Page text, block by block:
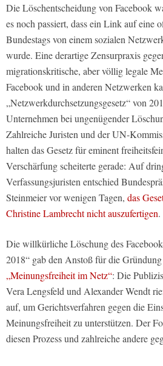
Die Löschentscheidung von Facebook
es noch passiert, dass ein Link auf eine
Bundestags von einem sozialen
wurde. Eine derartige Zensurpraxis
migrationskritische, aber völlig legale
Facebook und in anderen Netzwerken
„Netzwerkdurchsetzungsgesetz“ von
Unternehmen bei ungenügender
Zahlreiche Juristen und der UN-
halten das Gesetz für eminent
Verschärfung scheiterte gerade: Auf
Verfassungsjuristen entschied
Steinmeier vor wenigen Tagen, das
Christine Lambrecht nicht auszufertigen.
Die willkürliche Löschung des
2018“ gab den Anstoß für die
„Meinungsfreiheit im Netz“: Die
Vera Lengsfeld und Alexander Wendt
auf, um Gerichtsverfahren gegen die
Meinungsfreiheit zu unterstützen. Der
diesen Prozess und zahlreiche andere